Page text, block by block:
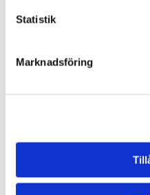
Statistik
MarknadsföringKøgevej 210 av studenter